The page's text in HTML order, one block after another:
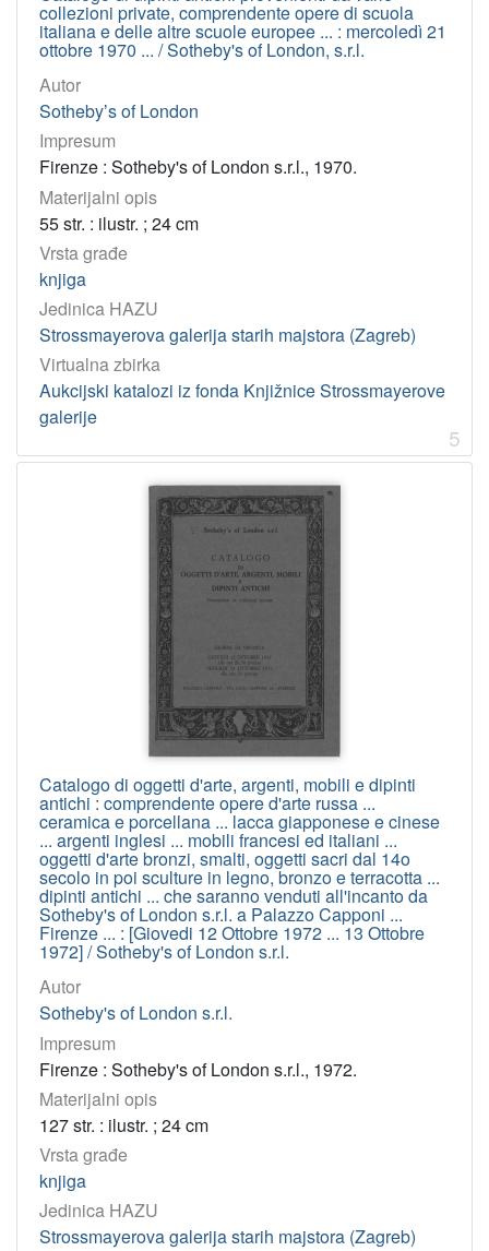
collezioni private, comprendente opere di scuola
italiana e delle altre scuole europee ... : mercoledì 21
ottobre 1970 ... / Sotheby's of London, s.r.l.
Autor
Sothebyʼs of London
Impresum
Firenze : Sotheby's of London s.r.l., 1970.
Materijalni opis
55 str. : ilustr. ; 24 cm
Vrsta građe
knjiga
Jedinica HAZU
Strossmayerova galerija starih majstora (Zagreb)
Virtualna zbirka
Aukcijski katalozi iz fonda Knjižnice Strossmayerove
galerije
5
Catalogo di oggetti d'arte, argenti, mobili e dipinti
antichi : comprendente opere d'arte russa ...
ceramica e porcellana ... lacca giapponese e cinese
... argenti inglesi ... mobili francesi ed italiani ...
oggetti d'arte bronzi, smalti, oggetti sacri dal 14o
secolo in poi sculture in legno, bronzo e terracotta ...
dipinti antichi ... che saranno venduti all'incanto da
Sotheby's of London s.r.l. a Palazzo Capponi ...
Firenze ... : [Giovedi 12 Ottobre 1972 ... 13 Ottobre
1972] / Sotheby's of London s.r.l.
Autor
Sotheby's of London s.r.l.
Impresum
Firenze : Sotheby's of London s.r.l., 1972.
Materijalni opis
127 str. : ilustr. ; 24 cm
Vrsta građe
knjiga
Jedinica HAZU
Strossmayerova galerija starih majstora (Zagreb)